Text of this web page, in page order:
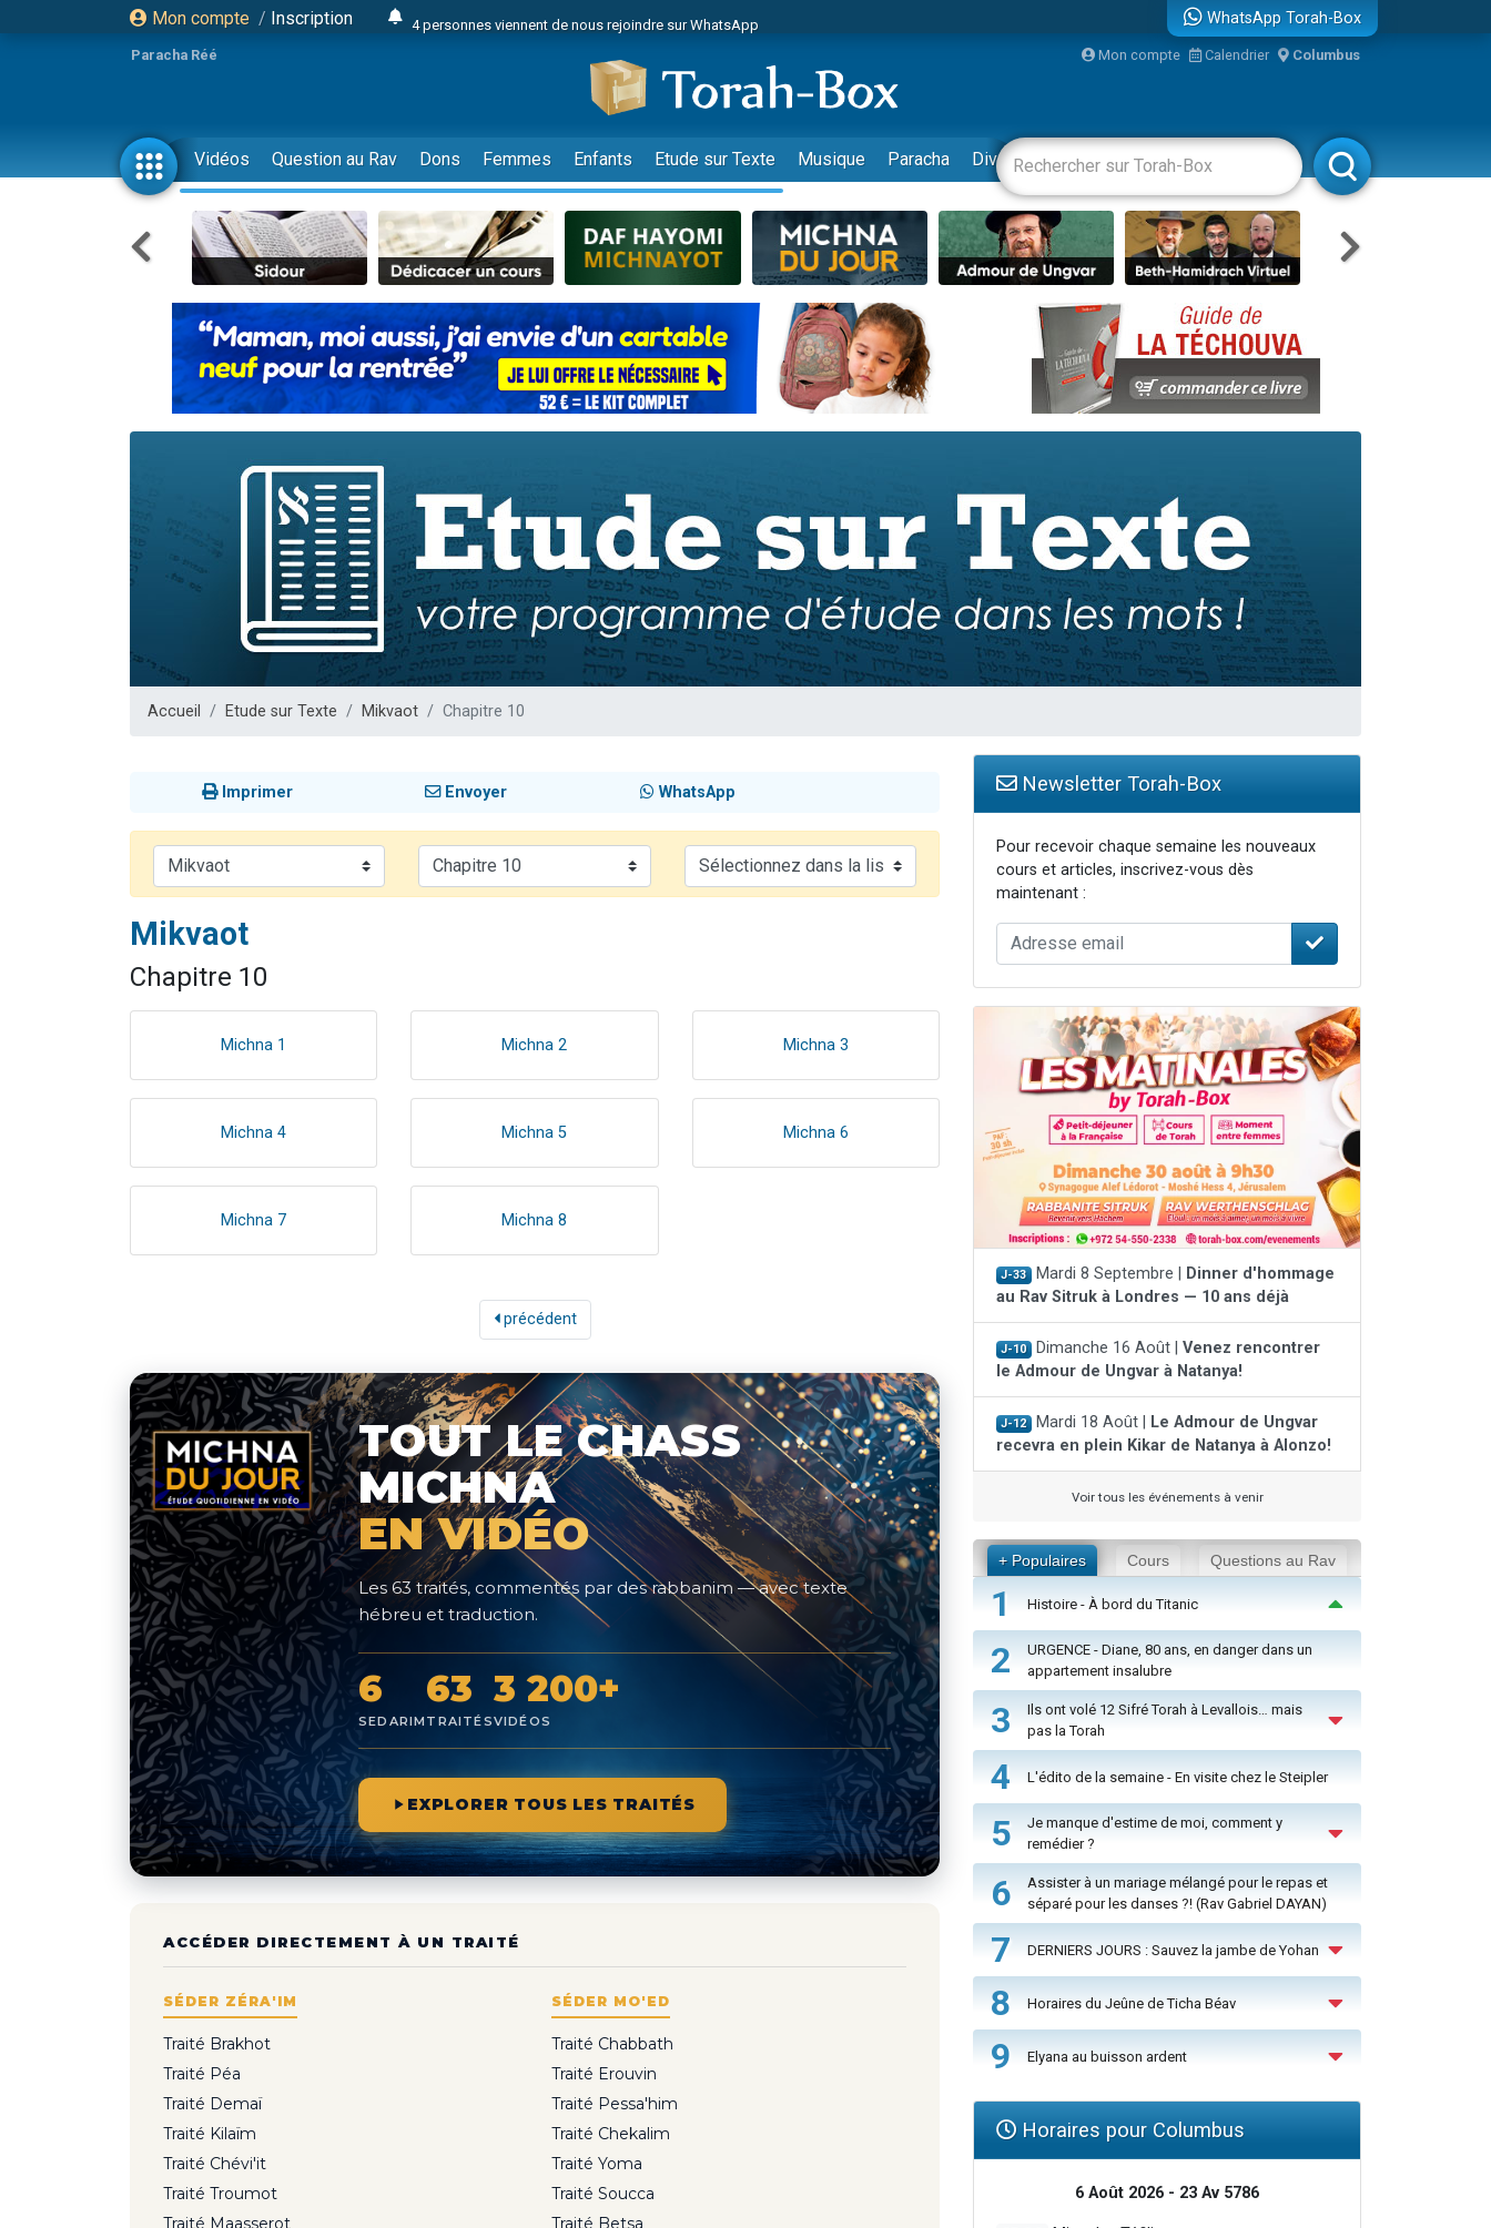
Mon compte / Inscription
4 personnes viennent de nous rejoindre sur WhatsApp
Odaya vient de donner son Maasser
3 personnes viennent de faire un don pour 5 jours de vacances aux Orphelins
3 personnes viennent de faire un don pour Diane, 80 ans, dans un appartement insalubre
13 personnes viennent de demander une bénédiction
2 personnes viennent de nous rejoindre sur WhatsApp
30 personnes viennent de faire un don pour Sauvez la jambe de Yohan
Il reste 49 places pour étudier en groupe sur Zoom
12 nouvelles musiques dans Torah-Box Music
3 personnes viennent de nous rejoindre sur WhatsApp
2 personnes viennent de nous rejoindre sur WhatsApp
3 personnes viennent de nous rejoindre sur WhatsApp
Nouvelle émission radio : Visions de grandeur n°104 : Le Chabbath et le Birkat Hamazone à travers le temps
61 personnes viennent de demander une bénédiction
Ariel vient de donner son Maasser
Il reste 49 places pour étudier en groupe sur Zoom
Eva vient de donner son Maasser
WhatsApp Torah-Box
Paracha Réé Mon compte Calendrier Columbus
Vidéos Question au Rav Dons Femmes Enfants Etude sur Texte Musique Paracha Divertissements Livres Rabbanim
Accueil Etude sur Texte Mikvaot Chapitre 10
Imprimer Envoyer WhatsApp
Mikvaot
Chapitre 10
Michna 1 Michna 2 Michna 3
Michna 4 Michna 5 Michna 6
Michna 7 Michna 8
précédent
TOUT LE CHASS
MICHNA
EN VIDÉO
Les 63 traités, commentés par des rabbanim — avec texte
hébreu et traduction.
6
SEDARIM
63
TRAITÉS
3 200+
VIDÉOS
EXPLORER TOUS LES TRAITÉS
ACCÉDER DIRECTEMENT À UN TRAITÉ
SÉDER ZÉRA'IM
Traité Brakhot
Traité Péa
Traité Demaï
Traité Kilaïm
Traité Chévi'it
Traité Troumot
Traité Maasserot
SÉDER MO'ED
Traité Chabbath
Traité Erouvin
Traité Pessa'him
Traité Chekalim
Traité Yoma
Traité Soucca
Traité Betsa
Newsletter Torah-Box
Pour recevoir chaque semaine les nouveaux
cours et articles, inscrivez-vous dès
maintenant :
J-33 Mardi 8 Septembre |
Dinner d'hommage
au Rav Sitruk à Londres — 10 ans déjà
J-10 Dimanche 16 Août | Venez rencontrer
le Admour de Ungvar à Natanya!
J-12 Mardi 18 Août |
Le Admour de Ungvar
recevra en plein Kikar de Natanya à Alonzo!
Voir tous les événements à venir
+ Populaires Cours Questions au Rav
1 Histoire - À bord du Titanic
2
URGENCE - Diane, 80 ans, en danger dans un
appartement insalubre
3
Ils ont volé 12 Sifré Torah à Levallois… mais
pas la Torah
4 L'édito de la semaine - En visite chez le Steipler
5
Je manque d'estime de moi, comment y
remédier ?
6
Assister à un mariage mélangé pour le repas et
séparé pour les danses ?! (Rav Gabriel DAYAN)
7 DERNIERS JOURS : Sauvez la jambe de Yohan
8 Horaires du Jeûne de Ticha Béav
9 Elyana au buisson ardent
Horaires pour Columbus
6 Août 2026 - 23 Av 5786